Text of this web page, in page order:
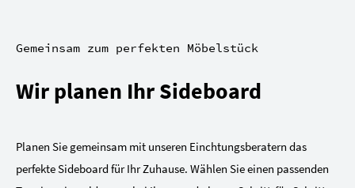
Gemeinsam zum perfekten Möbelstück
Wir planen Ihr Sideboard
Planen Sie gemeinsam mit unseren Einchtungsberatern das
perfekte Sideboard für Ihr Zuhause. Wählen Sie einen passenden